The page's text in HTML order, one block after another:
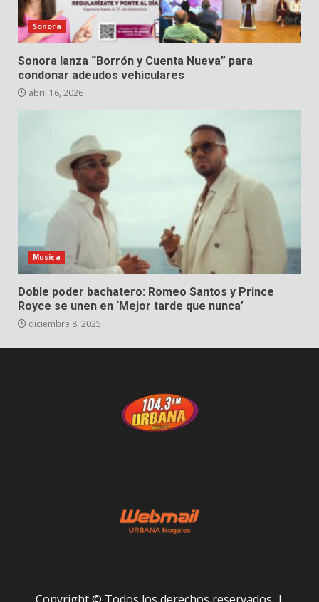
Sonora
Sonora lanza “Borrón y Cuenta Nueva” para
condonar adeudos vehiculares
abril 16, 2026
Musica
Doble poder bachatero: Romeo Santos y Prince
Royce se unen en ‘Mejor tarde que nunca’
diciembre 8, 2025
Copyright © Todos los derechos reservados. |